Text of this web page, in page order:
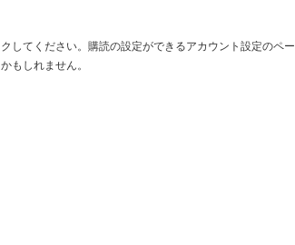
してください。購読の設定ができるアカウント設定のペー
もしれません。